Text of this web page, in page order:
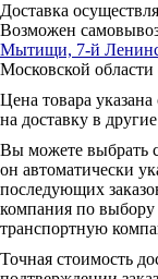
Доставка
Возможен
Мытищи, 7-й
Московской области
Цена товара
на доставку в
Вы можете выбрать
он автоматически
последующих
компания по выбору
транспортную
Точная стоимость